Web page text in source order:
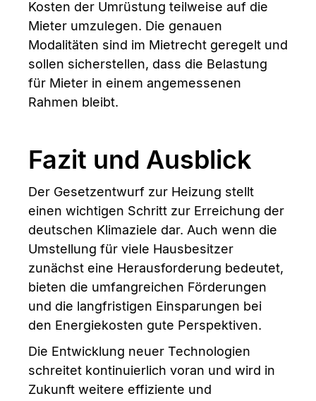
Kosten der Umrüstung teilweise auf die
Mieter umzulegen. Die genauen
Modalitäten sind im Mietrecht geregelt und
sollen sicherstellen, dass die Belastung
für Mieter in einem angemessenen
Rahmen bleibt.
Fazit und Ausblick
Der Gesetzentwurf zur Heizung stellt
einen wichtigen Schritt zur Erreichung der
deutschen Klimaziele dar. Auch wenn die
Umstellung für viele Hausbesitzer
zunächst eine Herausforderung bedeutet,
bieten die umfangreichen Förderungen
und die langfristigen Einsparungen bei
den Energiekosten gute Perspektiven.
Die Entwicklung neuer Technologien
schreitet kontinuierlich voran und wird in
Zukunft weitere effiziente und